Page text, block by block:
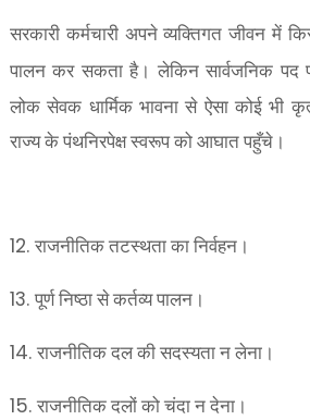
सरकारी कर्मचारी अपने व्यक्तिगत जीवन में
पालन कर सकता है। लेकिन सार्वजनिक पद
लोक सेवक धार्मिक भावना से ऐसा कोई भी
राज्य के पंथनिरपेक्ष स्वरूप को आघात पहुँचे।
12. राजनीतिक तटस्थता का निर्वहन।
13. पूर्ण निष्ठा से कर्तव्य पालन।
14. राजनीतिक दल की सदस्यता न लेना।
15. राजनीतिक दलों को चंदा न देना।